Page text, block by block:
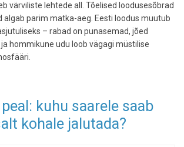
värviliste lehtede all. Tõelised loodusesõbrad
algab parim matka-aeg. Eesti loodus muutub
– rabad on punasemad, jõed
hommikune udu loob vägagi müstilise
kuhu saarele saab
kohale jalutada?